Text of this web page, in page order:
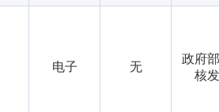
电子 无
政府
核发